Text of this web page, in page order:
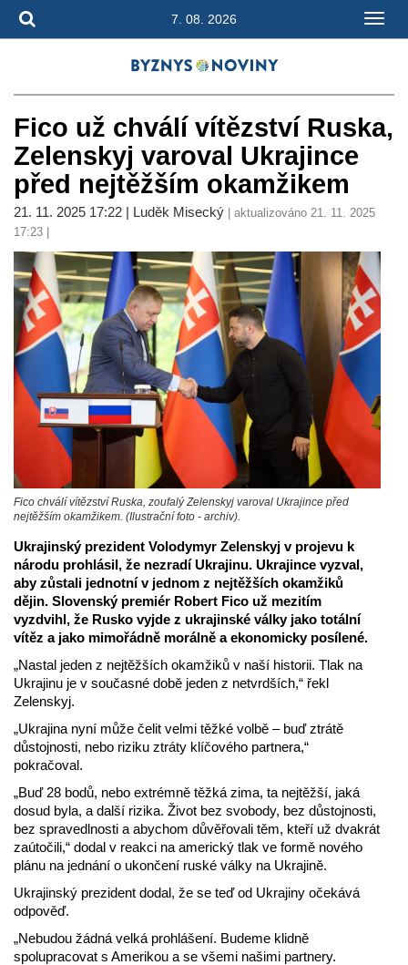
7. 08. 2026
Fico už chválí vítězství Ruska,
Zelenskyj varoval Ukrajince
před nejtěžším okamžikem
21. 11. 2025 17:22 | Luděk Misecký | aktualizováno 21. 11. 2025
17:23 |
Fico chválí vítězství Ruska, zoufalý Zelenskyj varoval Ukrajince před
nejtěžším okamžikem. (Ilustrační foto - archiv).
Ukrajinský prezident Volodymyr Zelenskyj v projevu k
národu prohlásil, že nezradí Ukrajinu. Ukrajince vyzval,
aby zůstali jednotní v jednom z nejtěžších okamžiků
dějin. Slovenský premiér Robert Fico už mezitím
vyzdvihl, že Rusko vyjde z ukrajinské války jako totální
vítěz a jako mimořádně morálně a ekonomicky posílené.
„Nastal jeden z nejtěžších okamžiků v naší historii. Tlak na
Ukrajinu je v současné době jeden z netvrdších,“ řekl
Zelenskyj.
„Ukrajina nyní může čelit velmi těžké volbě – buď ztrátě
důstojnosti, nebo riziku ztráty klíčového partnera,“
pokračoval.
„Buď 28 bodů, nebo extrémně těžká zima, ta nejtěžší, jaká
dosud byla, a další rizika. Život bez svobody, bez důstojnosti,
bez spravedlnosti a abychom důvěřovali těm, kteří už dvakrát
zaútočili,“ dodal v reakci na americký tlak ve formě nového
plánu na jednání o ukončení ruské války na Ukrajině.
Ukrajinský prezident dodal, že se teď od Ukrajiny očekává
odpověď.
„Nebudou žádná velká prohlášení. Budeme klidně
spolupracovat s Amerikou a se všemi našimi partnery.